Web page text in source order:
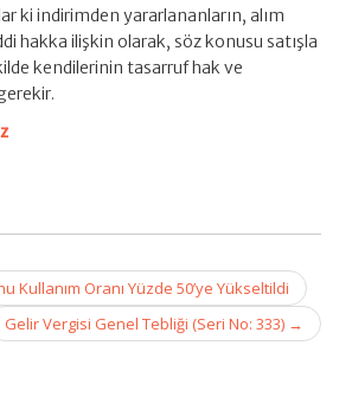
ki indirimden yararlananların, alım
hakka ilişkin olarak, söz konusu satışla
kendilerinin tasarruf hak ve
Kullanım Oranı Yüzde 50’ye Yükseltildi
Gelir Vergisi Genel Tebliği (Seri No: 333) →